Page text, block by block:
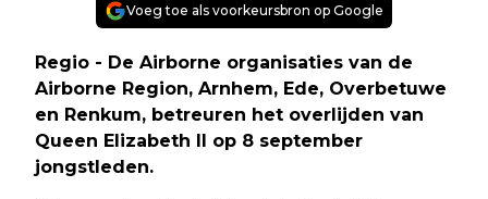
Voeg toe als voorkeursbron op Google
Regio - De Airborne organisaties van de
Airborne Region, Arnhem, Ede, Overbetuwe
en Renkum, betreuren het overlijden van
Queen Elizabeth II op 8 september
jongstleden.